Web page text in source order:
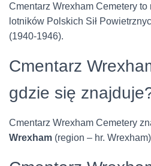
Cmentarz Wrexham Cemetery
lotników Polskich Sił
(1940-1946).
Cmentarz
gdzie się
Cmentarz Wrexham Cemetery
Wrexham (region – hr.